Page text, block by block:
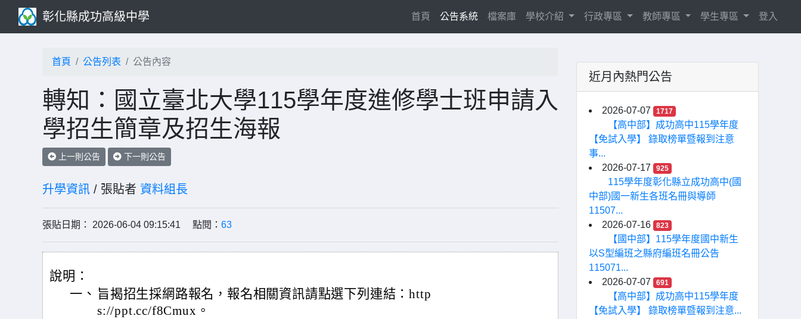
彰化縣成功高級中學 首頁 (current)
公告系統 檔案庫 學校介紹 行政專區 教師專區 學生專區 登入
首頁 公告列表 公告內容
轉知：國立臺北大學115學年度進修學士班申請入
學招生簡章及招生海報
上一則公告 下一則公告
升學資訊 / 張貼者 資料組長
張貼日期： 2026-06-04 09:15:41 點閱： 63
說明：
一、 旨揭招生採網路報名，報名相關資訊請點選下列連結：http
s://ppt.cc/f8Cmux。
近月內熱門公告
2026-07-07 1717
【高中部】成功高中115學年度
【免試入學】 錄取榜單暨報到注意
事...
2026-07-17
925
115學年度彰化縣立成功高中(國
中部)國一新生各班名冊與導師
11507...
2026-07-16
823
【國中部】115學年度國中新生
以S型編班之縣府編班名冊公告
115071...
2026-07-07
691
【高中部】成功高中115學年度
【免試入學】 錄取榜單暨報到注意...